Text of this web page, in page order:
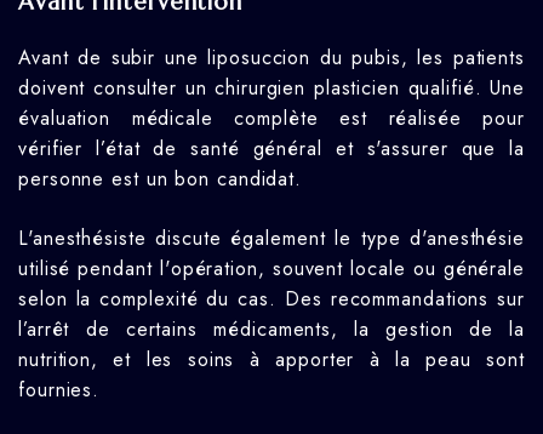
Avant de subir une liposuccion du pubis, les patients
doivent consulter un chirurgien plasticien qualifié. Une
évaluation médicale complète est réalisée pour
vérifier l’état de santé général et s'assurer que la
personne est un bon candidat.
L'anesthésiste discute également le type d'anesthésie
utilisé pendant l'opération, souvent locale ou générale
selon la complexité du cas. Des recommandations sur
l’arrêt de certains médicaments, la gestion de la
nutrition, et les soins à apporter à la peau sont
fournies.